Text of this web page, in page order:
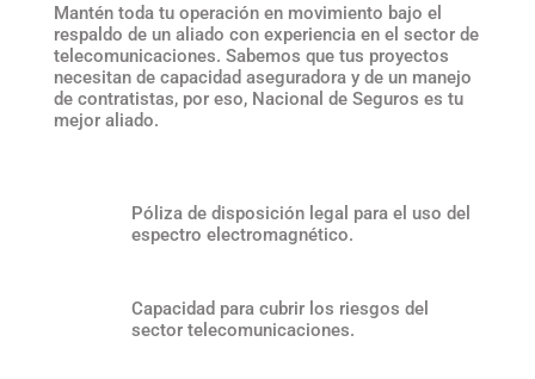
Mantén toda tu operación en movimiento bajo el
respaldo de un aliado con experiencia en el sector de
telecomunicaciones. Sabemos que tus proyectos
necesitan de capacidad aseguradora y de un manejo
de contratistas, por eso, Nacional de Seguros es tu
mejor aliado.
Póliza de disposición legal para el uso del
espectro electromagnético.
Capacidad para cubrir los riesgos del
sector telecomunicaciones.